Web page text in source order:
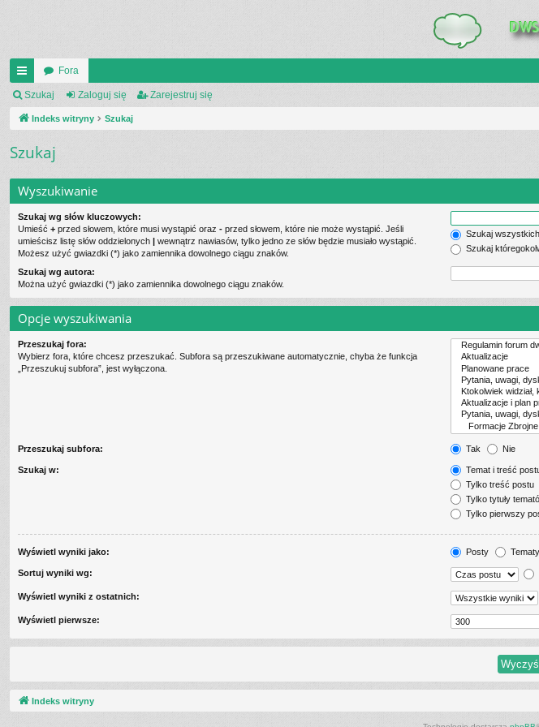
UI
C
IN
K
S
Fora
Szukaj Zaloguj się Zarejestruj się
Indeks witryny Szukaj
Szukaj
Wyszukiwanie
Szukaj wg słów kluczowych:
Umieść + przed słowem, które musi wystąpić oraz - przed słowem, które nie może wystąpić. Jeśli
umieścisz listę słów oddzielonych | wewnątrz nawiasów, tylko jedno ze słów będzie musiało wystąpić.
Możesz użyć gwiazdki (*) jako zamiennika dowolnego ciągu znaków.
Szukaj
Szukaj
Szukaj wg autora:
Można użyć gwiazdki (*) jako zamiennika dowolnego ciągu znaków.
Opcje wyszukiwania
Przeszukaj fora:
Wybierz fora, które chcesz przeszukać. Subfora są przeszukiwane automatycznie, chyba że funkcja
„Przeszukuj subfora”, jest wyłączona.
Przeszukaj subfora: Tak Nie
Szukaj w:
Temat i treść
Tylko treść postu
Tylko tytuły
Tylko pierwszy
Wyświetl wyniki jako: Posty Tematy
Sortuj wyniki wg:
Wyświetl wyniki z ostatnich:
Wyświetl pierwsze:
Indeks witryny